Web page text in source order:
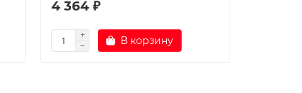
4 364 ₽
В корзину